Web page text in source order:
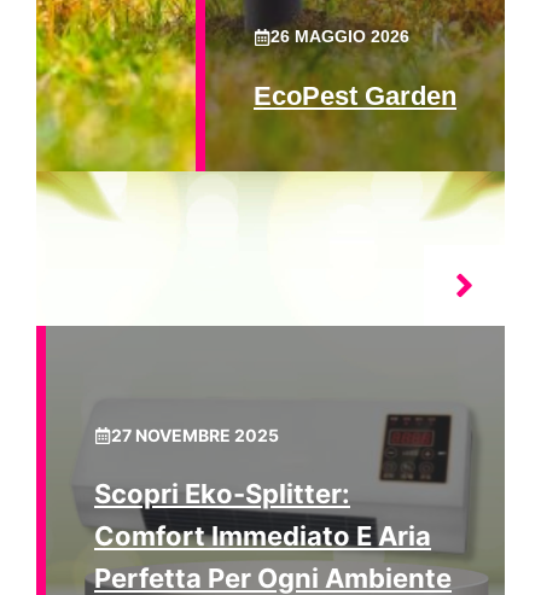
26 MAGGIO 2026
EcoPest Garden
27 NOVEMBRE 2025
Scopri Eko-Splitter:
Comfort Immediato E Aria
Perfetta Per Ogni Ambiente